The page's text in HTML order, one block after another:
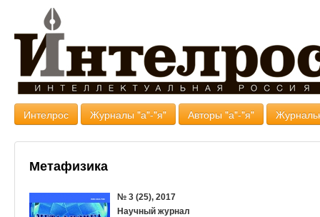
Интелрос Журналы "а"-"я" Авторы "а"-"я"
Метафизика
№ 3 (25), 2017
Научный журнал